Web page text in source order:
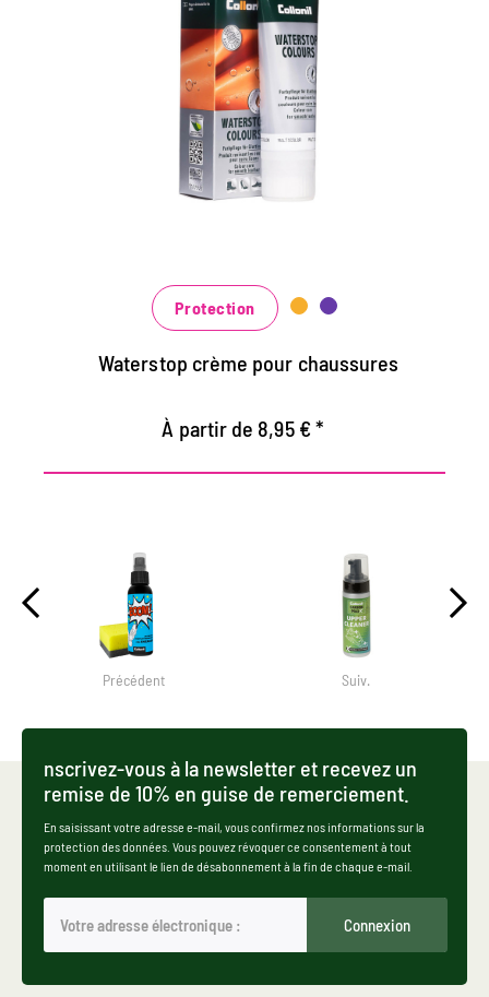
Crème de couleur colorée
et d'imprégnation
Maintient tous les matériaux de cuir lisse et
de haute technologie avec effet
d'imprégnation
bleu, vert et rouge
Protection
Waterstop crème pour chaussures
À partir de 8,95 € *
Précédent Suiv.
nscrivez-vous à la newsletter et recevez un
remise de 10% en guise de remerciement.
En saisissant votre adresse e-mail, vous confirmez nos informations sur la
protection des données. Vous pouvez révoquer ce consentement à tout
moment en utilisant le lien de désabonnement à la fin de chaque e-mail.
Connexion